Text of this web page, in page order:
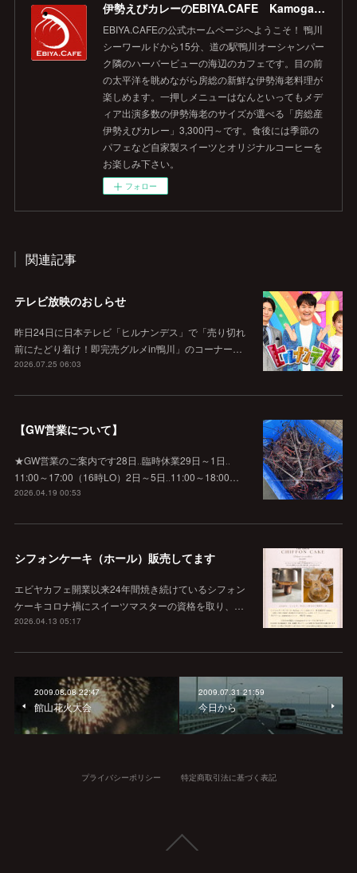
伊勢えびカレーのEBIYA.CAFE Kamogawa 【公式】
EBIYA.CAFEの公式ホームページへようこそ！ 鴨川
シーワールドから15分、道の駅鴨川オーシャンパー
ク隣のハーバービューの海辺のカフェです。目の前
の太平洋を眺めながら房総の新鮮な伊勢海老料理が
楽しめます。一押しメニューはなんといってもメデ
ィア出演多数の伊勢海老のサイズが選べる「房総産
伊勢えびカレー」3,300円～です。食後には季節の
パフェなど自家製スイーツとオリジナルコーヒーを
お楽しみ下さい。
フォロー
関連記事
テレビ放映のおしらせ
昨日24日に日本テレビ「ヒルナンデス」で「売り切れ
前にたどり着け！即完売グルメin鴨川」のコーナー…
2026.07.25 06:03
【GW営業について】
★GW営業のご案内です28日‥臨時休業29日～1日‥
11:00～17:00（16時LO）2日～5日‥11:00～18:00…
2026.04.19 00:53
シフォンケーキ（ホール）販売してます
エビヤカフェ開業以来24年間焼き続けているシフォン
ケーキコロナ禍にスイーツマスターの資格を取り、…
2026.04.13 05:17
2009.08.08 22:47
館山花火大会
2009.07.31 21:59
今日から
プライバシーポリシー 特定商取引法に基づく表記